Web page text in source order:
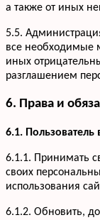
а также от иных
5.5.
все необходимые
иных
разглашением
6. Права и
6.1. Пользователь
6.1.1. Принимать
своих
использования
6.1.2. Обновить,